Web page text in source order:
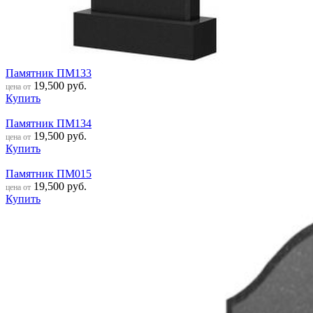
Памятник ПМ133
цена от 19,500 руб.
Купить
Памятник ПМ134
цена от 19,500 руб.
Купить
Памятник ПМ015
цена от 19,500 руб.
Купить